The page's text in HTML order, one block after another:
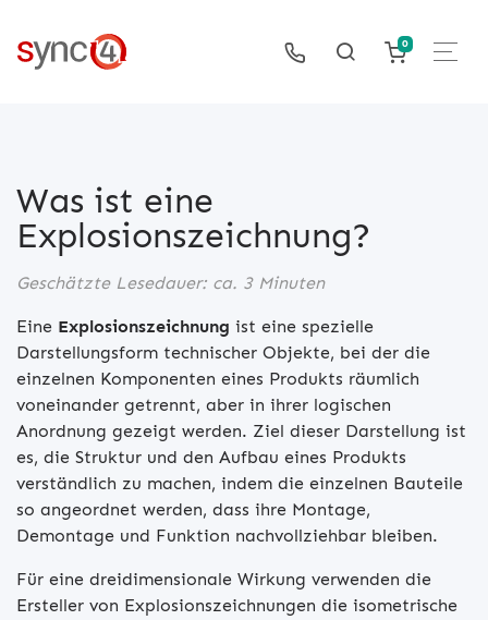
0
Was ist eine
Explosionszeichnung?
Geschätzte Lesedauer: ca. 3 Minuten
Eine Explosionszeichnung ist eine spezielle
Darstellungsform technischer Objekte, bei der die
einzelnen Komponenten eines Produkts räumlich
voneinander getrennt, aber in ihrer logischen
Anordnung gezeigt werden. Ziel dieser Darstellung ist
es, die Struktur und den Aufbau eines Produkts
verständlich zu machen, indem die einzelnen Bauteile
so angeordnet werden, dass ihre Montage,
Demontage und Funktion nachvollziehbar bleiben.
Für eine dreidimensionale Wirkung verwenden die
Ersteller von Explosionszeichnungen die isometrische